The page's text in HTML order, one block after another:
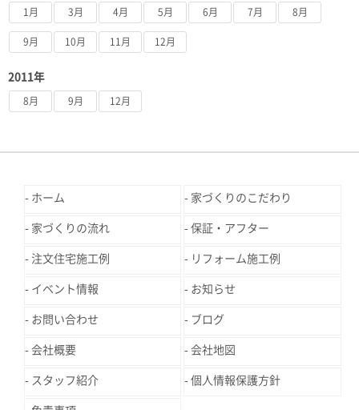
1月 3月 4月 5月 6月 7月 8月
9月 10月 11月 12月
2011年
8月 9月 12月
ホーム 家づくりのこだわり
家づくりの流れ 保証・アフター
注文住宅施工例 リフォーム施工例
イベント情報 お知らせ
お問い合わせ ブログ
会社概要 会社地図
スタッフ紹介 個人情報保護方針